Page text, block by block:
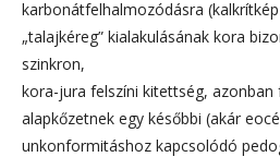
karbonátfelhalmozódásra
„talajkéreg” kialakulásának kora
szinkron,
kora-jura felszíni kitettség, azonban
alapkőzetnek egy későbbi (akár
unkonformitáshoz kapcsolódó